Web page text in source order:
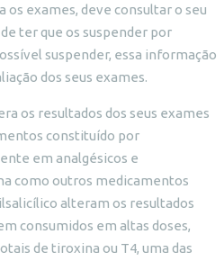
exames, deve consultar o seu
ter que os suspender por
suspender, essa informação
dos seus exames.
os resultados dos seus exames
constituído por
em analgésicos e
como outros medicamentos
alteram os resultados
consumidos em altas doses,
de tiroxina ou T4, uma das